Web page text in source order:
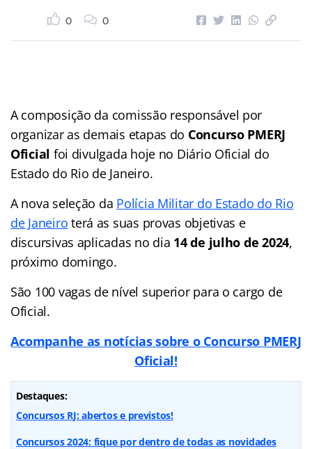
0 0
A composição da comissão responsável por
organizar as demais etapas do Concurso PMERJ
Oficial foi divulgada hoje no Diário Oficial do
Estado do Rio de Janeiro.
A nova seleção da Polícia Militar do Estado do Rio
de Janeiro terá as suas provas objetivas e
discursivas aplicadas no dia 14 de julho de 2024,
próximo domingo.
São 100 vagas de nível superior para o cargo de
Oficial.
Acompanhe as notícias sobre o Concurso PMERJ
Oficial!
Destaques:
Concursos RJ: abertos e previstos!
Concursos 2024: fique por dentro de todas as novidades